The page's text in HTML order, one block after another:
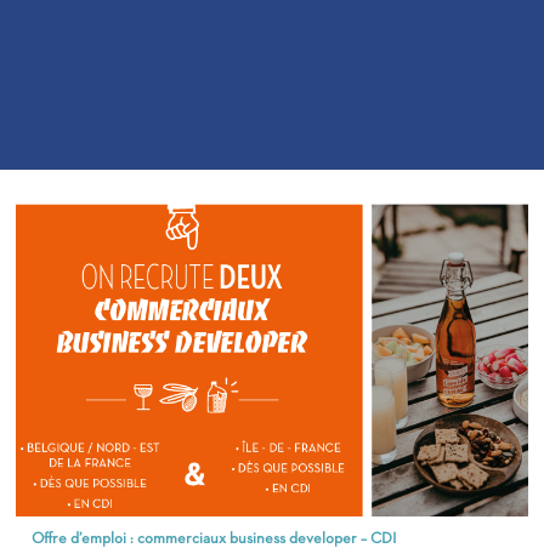
Offre d’emploi : commerciaux business developer – CDI